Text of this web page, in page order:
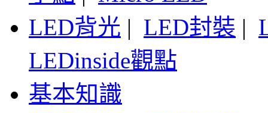
LED背光 | LED封裝 |
LEDinside觀點
基本知識